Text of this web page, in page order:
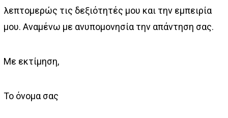
λεπτομερώς τις δεξιότητές μου και την εμπειρία
μου. Αναμένω με ανυπομονησία την απάντηση σας.
Με εκτίμηση,
Το όνομα σας